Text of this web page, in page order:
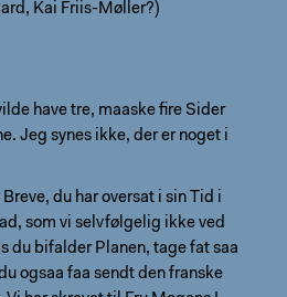
Kai Friis-Møller?)
have tre, maaske fire Sider
Jeg synes ikke, der er noget i
du har oversat i sin Tid i
som vi selvfølgelig ikke ved
du bifalder Planen, tage fat saa
ogsaa faa sendt den franske